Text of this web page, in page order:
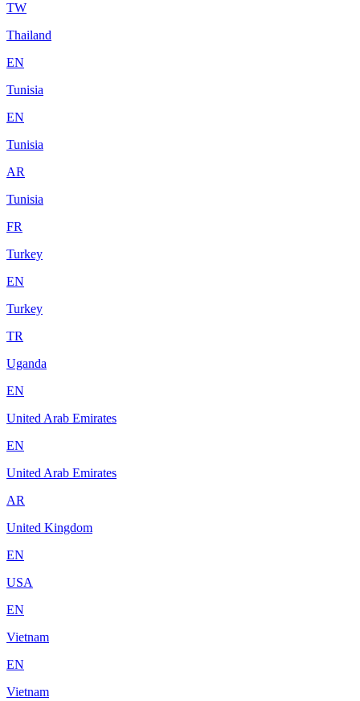
TW
Thailand
EN
Tunisia
EN
Tunisia
AR
Tunisia
FR
Turkey
EN
Turkey
TR
Uganda
EN
United Arab Emirates
EN
United Arab Emirates
AR
United Kingdom
EN
USA
EN
Vietnam
EN
Vietnam